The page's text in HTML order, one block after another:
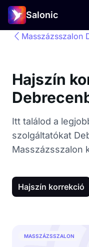
Salonic
Masszázsszalon
Hajszín
Itt találod a
szolgáltatókat
Masszázsszalon
Hajszín korrekció
MASSZÁZSSZALON